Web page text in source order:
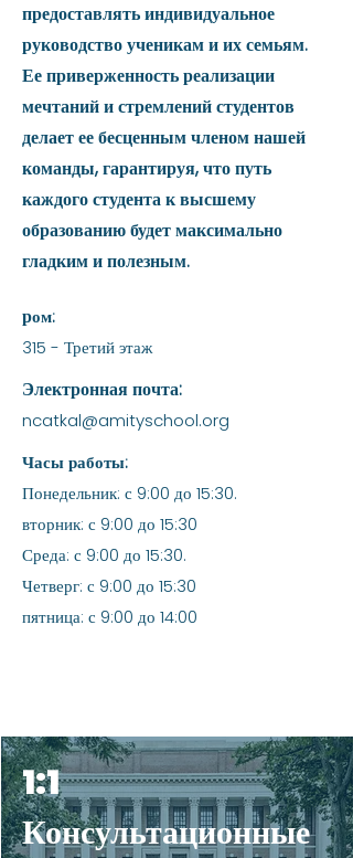
предоставлять индивидуальное
руководство ученикам и их семьям.
Ее приверженность реализации
мечтаний и стремлений студентов
делает ее бесценным членом нашей
команды, гарантируя, что путь
каждого студента к высшему
образованию будет максимально
гладким и полезным.
ром:
315 - Третий этаж
Электронная почта:
ncatkal@amityschool.org
Часы работы:
Понедельник: с 9:00 до 15:30.
вторник: с 9:00 до 15:30
Среда: с 9:00 до 15:30.
Четверг: с 9:00 до 15:30
пятница: с 9:00 до 14:00
1:1
Консультационные